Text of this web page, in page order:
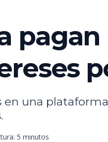
una
5 minutos